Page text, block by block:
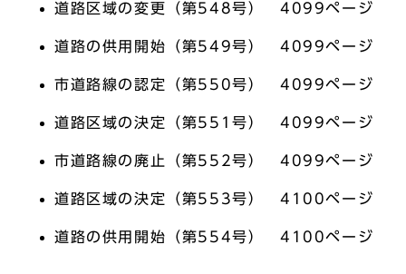
道路区域の変更（第548号） 4099ページ
道路の供用開始（第549号） 4099ページ
市道路線の認定（第550号） 4099ページ
道路区域の決定（第551号） 4099ページ
市道路線の廃止（第552号） 4099ページ
道路区域の決定（第553号） 4100ページ
道路の供用開始（第554号） 4100ページ